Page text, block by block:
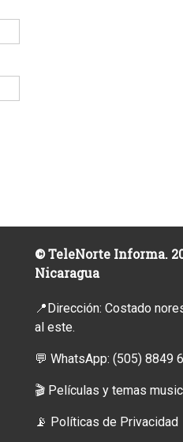
© TeleNorte Informa.
Nicaragua
📍Dirección: Costado
al este.
💬 WhatsApp:(505) 8849
🎬 Películas y temas
📡 Políticas de Privacidad